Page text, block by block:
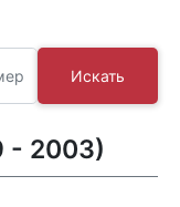
Искать
- 2003)